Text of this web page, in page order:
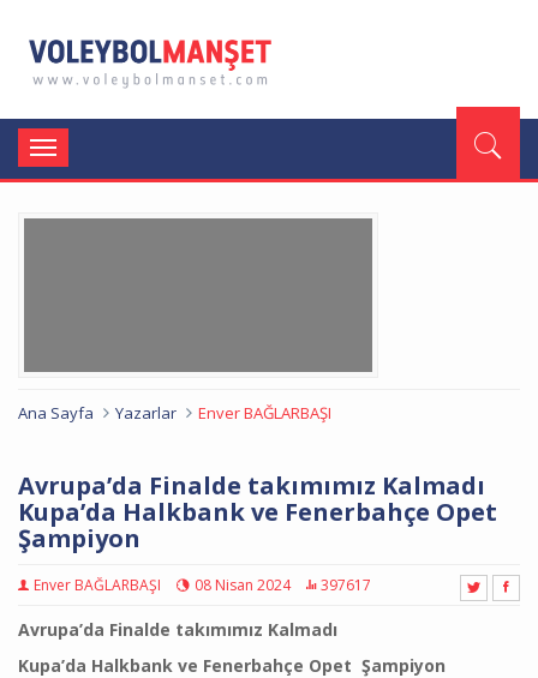
Toggle
navigation
Ana Sayfa Yazarlar Enver BAĞLARBAŞI
Avrupa’da Finalde takımımız Kalmadı
Kupa’da Halkbank ve Fenerbahçe Opet
Şampiyon
Enver BAĞLARBAŞI 08 Nisan 2024 397617
Avrupa’da Finalde takımımız Kalmadı
Kupa’da Halkbank ve Fenerbahçe Opet Şampiyon